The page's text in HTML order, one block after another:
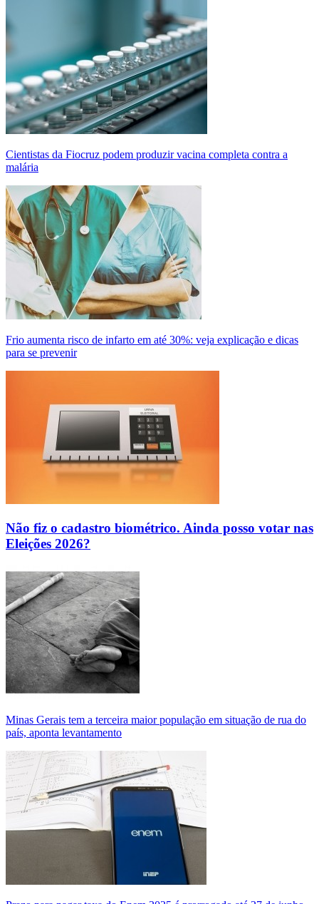
Cientistas da Fiocruz podem produzir vacina completa contra a
malária
Frio aumenta risco de infarto em até 30%: veja explicação e dicas
para se prevenir
Não fiz o cadastro biométrico. Ainda posso votar nas
Eleições 2026?
Minas Gerais tem a terceira maior população em situação de rua do
país, aponta levantamento